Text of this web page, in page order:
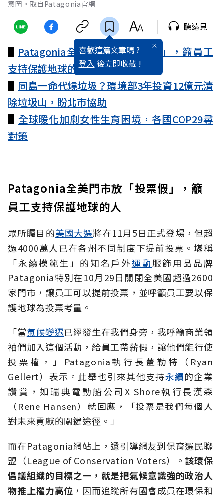
意圖。取自Patagonia官網
喜歡這篇文章嗎 ?
登入 後立即收藏 !
聽遠見
▋ Patagonia全美門市放「投票假」，籲員工
支持保護地球的人
▋ 同島一命代燒垃圾？環境部3年投資12億元清
除垃圾山，盼北市協助
▋ 全球暖化加劇女性生育困境，各國COP29尋
對策
Patagonia全美門市放「投票假」，籲
員工支持保護地球的人
眾所矚目的美國大選將在11月5日正式登場，但超
過4000萬人已在各州不同制度下提前投票。堪稱
「永續模範生」的知名戶外運動服飾用品品牌
Patagonia特別在10月29日關閉全美國超過2600
家門市，讓員工可以提前投票，並呼籲員工要以保
護地球為投票考量。
「當氣候變遷已經發生在我們身旁，我呼籲商業領
袖們加入這個活動，給員工帶薪假，讓他們能行使
投票權，」Patagonia執行長蓋勒特（Ryan
Gellert）表示。此舉也引來其他支持永續的企業
讚賞，如瑞典電動船公司X Shore執行長漢森
（Rene Hansen）就回應，「投票是我們每個人
對未來貢獻的關鍵途徑。」
而在Patagonia網站上，還引導網友到保育選民聯
盟（League of Conservation Voters）。 該環保
倡議組織的目標之一，就是把氣候意識強的政治人
物推上權力高位 ，因而追蹤所有國會成員在環保和